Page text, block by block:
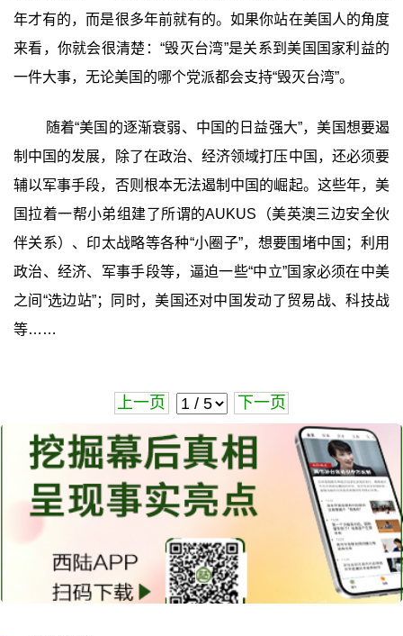
年才有的，而是很多年前就有的。如果你站在美国人的角度
来看，你就会很清楚：“毁灭台湾”是关系到美国国家利益的
一件大事，无论美国的哪个党派都会支持“毁灭台湾”。
随着“美国的逐渐衰弱、中国的日益强大”，美国想要遏
制中国的发展，除了在政治、经济领域打压中国，还必须要
辅以军事手段，否则根本无法遏制中国的崛起。这些年，美
国拉着一帮小弟组建了所谓的AUKUS（美英澳三边安全伙
伴关系）、印太战略等各种“小圈子”，想要围堵中国；利用
政治、经济、军事手段等，逼迫一些“中立”国家必须在中美
之间“选边站”；同时，美国还对中国发动了贸易战、科技战
等……
上一页 下一页